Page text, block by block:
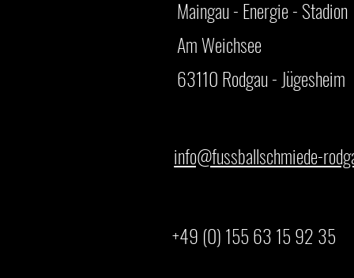
Maingau - Energie - Stadion
Am Weichsee
63110 Rodgau - Jügesheim
info@fussballschmiede-
+49 (0)15563159235